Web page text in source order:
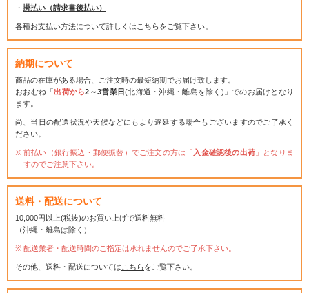
・ 掛払い（請求書後払い）
各種お支払い方法について詳しくは こちらをご覧下さい。
納期について
商品の在庫がある場合、ご注文時の最短納期でお届け致します。
おおむね「出荷から2～3営業日(北海道・沖縄・離島を除く)」でのお届けとなり
ます。
尚、当日の配送状況や天候などにもより遅延する場合もございますのでご了承く
ださい。
前払い（銀行振込・郵便振替）でご注文の方は「 入金確認後の出荷 」となりま
すのでご注意下さい。
送料・配送について
10,000円以上(税抜)のお買い上げで送料無料
（沖縄・離島は除く）
配送業者・配送時間のご指定は承れませんのでご了承下さい。
その他、送料・配送については こちらをご覧下さい。